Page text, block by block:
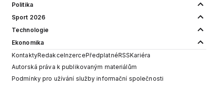
Politika
Sport 2026
Technologie
Ekonomika
KontaktyRedakceInzercePředplatnéRSSKariéra
Autorská práva k publikovaným materiálům
Podmínky pro užívání služby informační společnosti